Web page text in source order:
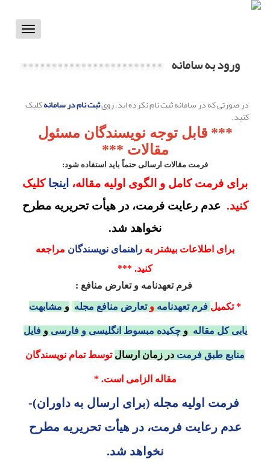
Toggle
ورود به سامانه
در صورتی که در سامانه ثبت نام نکرده اید، رویثبت نام در سامانهکلیک
کنید.
*** قابل توجه نویسندگان مسئول
مقالات ***
فرمت مقالات ارسالی حتماً باید استفاده شود:
برای فرمت کامل و الگوی اولیه مقاله، اینجاکلیک
کنید. عدم رعایت فرمت، در هیأت تحریریه مطرح
نخواهد شد.
برای اطلاعات بیشتر به راهنمای نویسندگان مراجعه
کنید. ***
فرم تعهدنامه و تعارض منافع :
* تکمیل فرم تعهدنامه وتعارض منافع مجله و مشابهت
یابی کل مقاله وچکیده مبسوط انگلیسی و فارسی و فایل
منابع طبق فرمت در زمان ارسال توسط تمام نویسندگان
مقاله الزامی است. *
فرمت اولیه مجله (برای ارسال به داوران)-
عدم رعایت فرمت، در هیأت تحریریه مطرح
نخواهد شد.